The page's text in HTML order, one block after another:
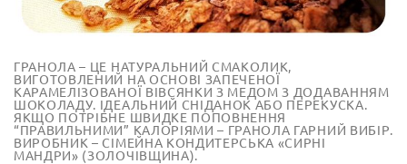
ГРАНОЛА – ЦЕ НАТУРАЛЬНИЙ СМАКОЛИК,
ВИГОТОВЛЕНИЙ НА ОСНОВІ ЗАПЕЧЕНОЇ
КАРАМЕЛІЗОВАНОЇ ВІВСЯНКИ З МЕДОМ З ДОДАВАННЯМ
ШОКОЛАДУ. ІДЕАЛЬНИЙ СНІДАНОК АБО ПЕРЕКУСКА.
ЯКЩО ПОТРІБНЕ ШВИДКЕ ПОПОВНЕННЯ
“ПРАВИЛЬНИМИ” КАЛОРІЯМИ – ГРАНОЛА ГАРНИЙ ВИБІР.
ВИРОБНИК – СІМЕЙНА КОНДИТЕРСЬКА «СИРНІ
МАНДРИ» (ЗОЛОЧІВЩИНА).